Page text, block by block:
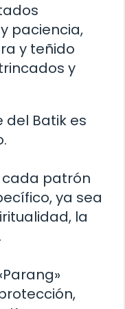
paciencia,
y teñido
y
Batik es
cada patrón
ya sea
la